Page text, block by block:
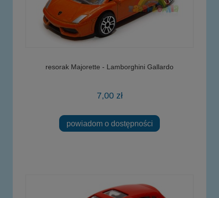
resorak Majorette - Lamborghini Gallardo
7,00 zł
powiadom o dostępności